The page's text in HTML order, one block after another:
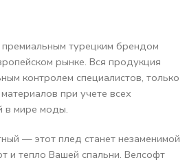
премиальным турецким брендом
рынке. Вся продукция
контролем специалистов, только
при учете всех
в мире моды.
— этот плед станет незаменимой
и тепло Вашей спальни. Велсофт